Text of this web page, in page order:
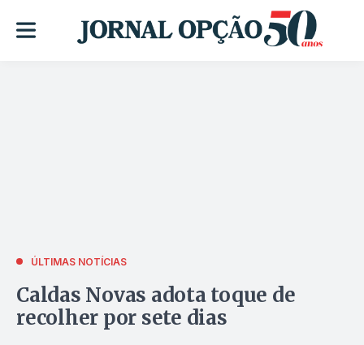
ÚLTIMAS NOTÍCIAS
Caldas Novas adota toque de
recolher por sete dias